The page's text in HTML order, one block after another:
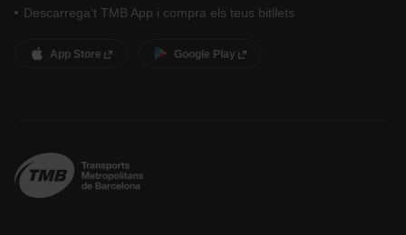
Descarrega’t TMB App i compra els teus bitllets
App Store Google Play